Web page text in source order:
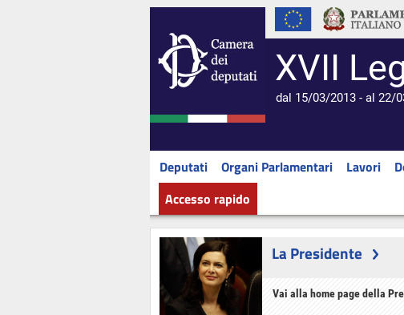
XVII
dal 15/03/2013 - al 22/
Deputati Organi Parlamentari Lavori
Accesso rapido
La Presidente
Vai alla home page della